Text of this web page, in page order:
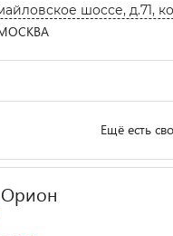
шоссе, д.71,
МОСКВА
Ещё есть